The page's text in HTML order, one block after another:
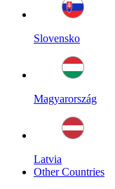
Slovensko
Magyarország
Latvia
Other Countries